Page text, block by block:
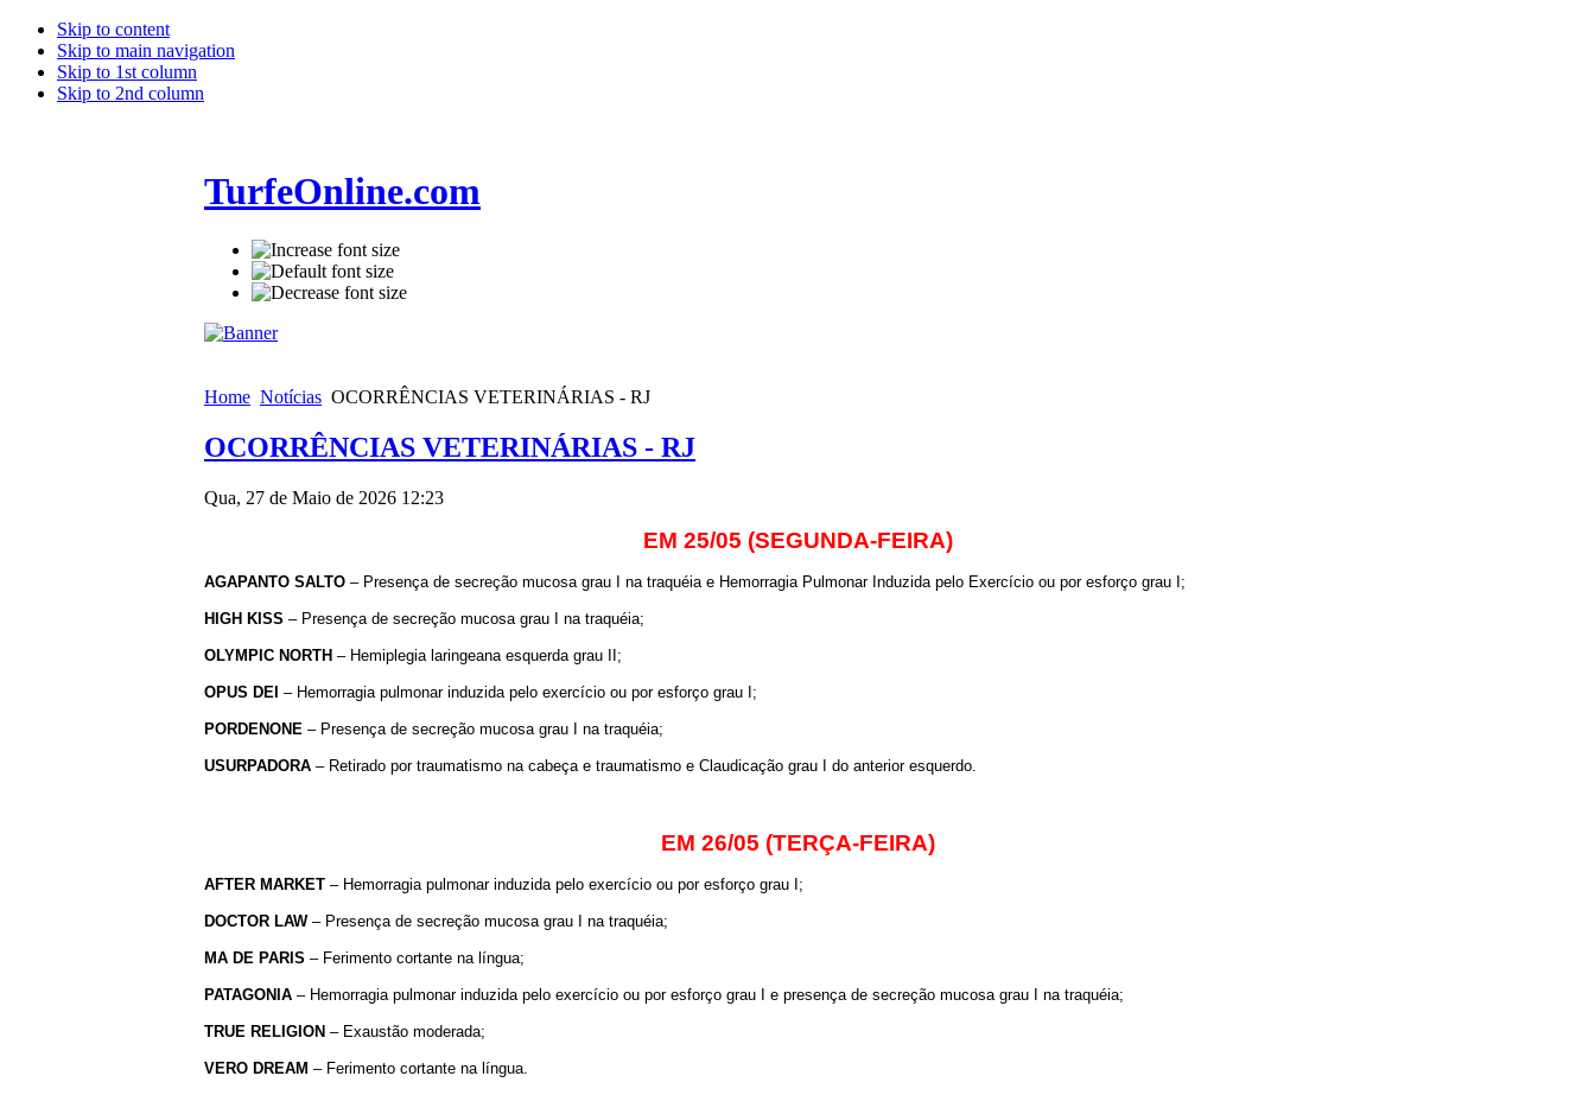
Skip to content
Skip to main navigation
Skip to 1st column
Skip to 2nd column
TurfeOnline.com
Home Notícias OCORRÊNCIAS VETERINÁRIAS - RJ
OCORRÊNCIAS VETERINÁRIAS - RJ
Qua, 27 de Maio de 2026 12:23
EM 25/05 (SEGUNDA-FEIRA)
AGAPANTO SALTO – Presença de secreção mucosa grau I na traquéia e Hemorragia Pulmonar Induzida pelo Exercício ou por esforço grau I;
HIGH KISS – Presença de secreção mucosa grau I na traquéia;
OLYMPIC NORTH – Hemiplegia laringeana esquerda grau II;
OPUS DEI – Hemorragia pulmonar induzida pelo exercício ou por esforço grau I;
PORDENONE – Presença de secreção mucosa grau I na traquéia;
USURPADORA – Retirado por traumatismo na cabeça e traumatismo e Claudicação grau I do anterior esquerdo.
EM 26/05 (TERÇA-FEIRA)
AFTER MARKET – Hemorragia pulmonar induzida pelo exercício ou por esforço grau I;
DOCTOR LAW– Presença de secreção mucosa grau I na traquéia;
MA DE PARIS – Ferimento cortante na língua;
PATAGONIA – Hemorragia pulmonar induzida pelo exercício ou por esforço grau I e presença de secreção mucosa grau I na traquéia;
TRUE RELIGION – Exaustão moderada;
VERO DREAM – Ferimento cortante na língua.